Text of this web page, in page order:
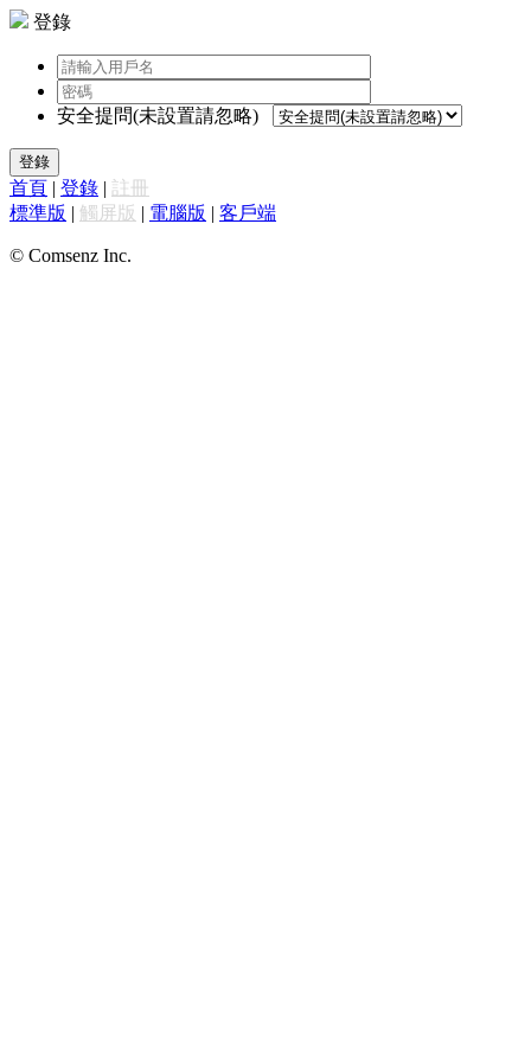
登錄
安全提問(未設置請忽略)
登錄
首頁 | 登錄 | 註冊
標準版 | 觸屏版 | 電腦版 | 客戶端
© Comsenz Inc.